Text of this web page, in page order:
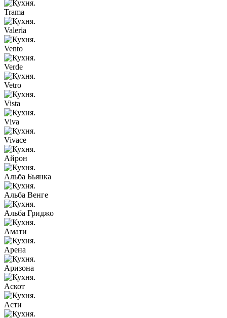
Trama
Valeria
Vento
Verde
Vetro
Vista
Viva
Vivace
Айрон
Альба Бьянка
Альба Венге
Альба Гриджо
Амати
Арена
Аризона
Аскот
Асти